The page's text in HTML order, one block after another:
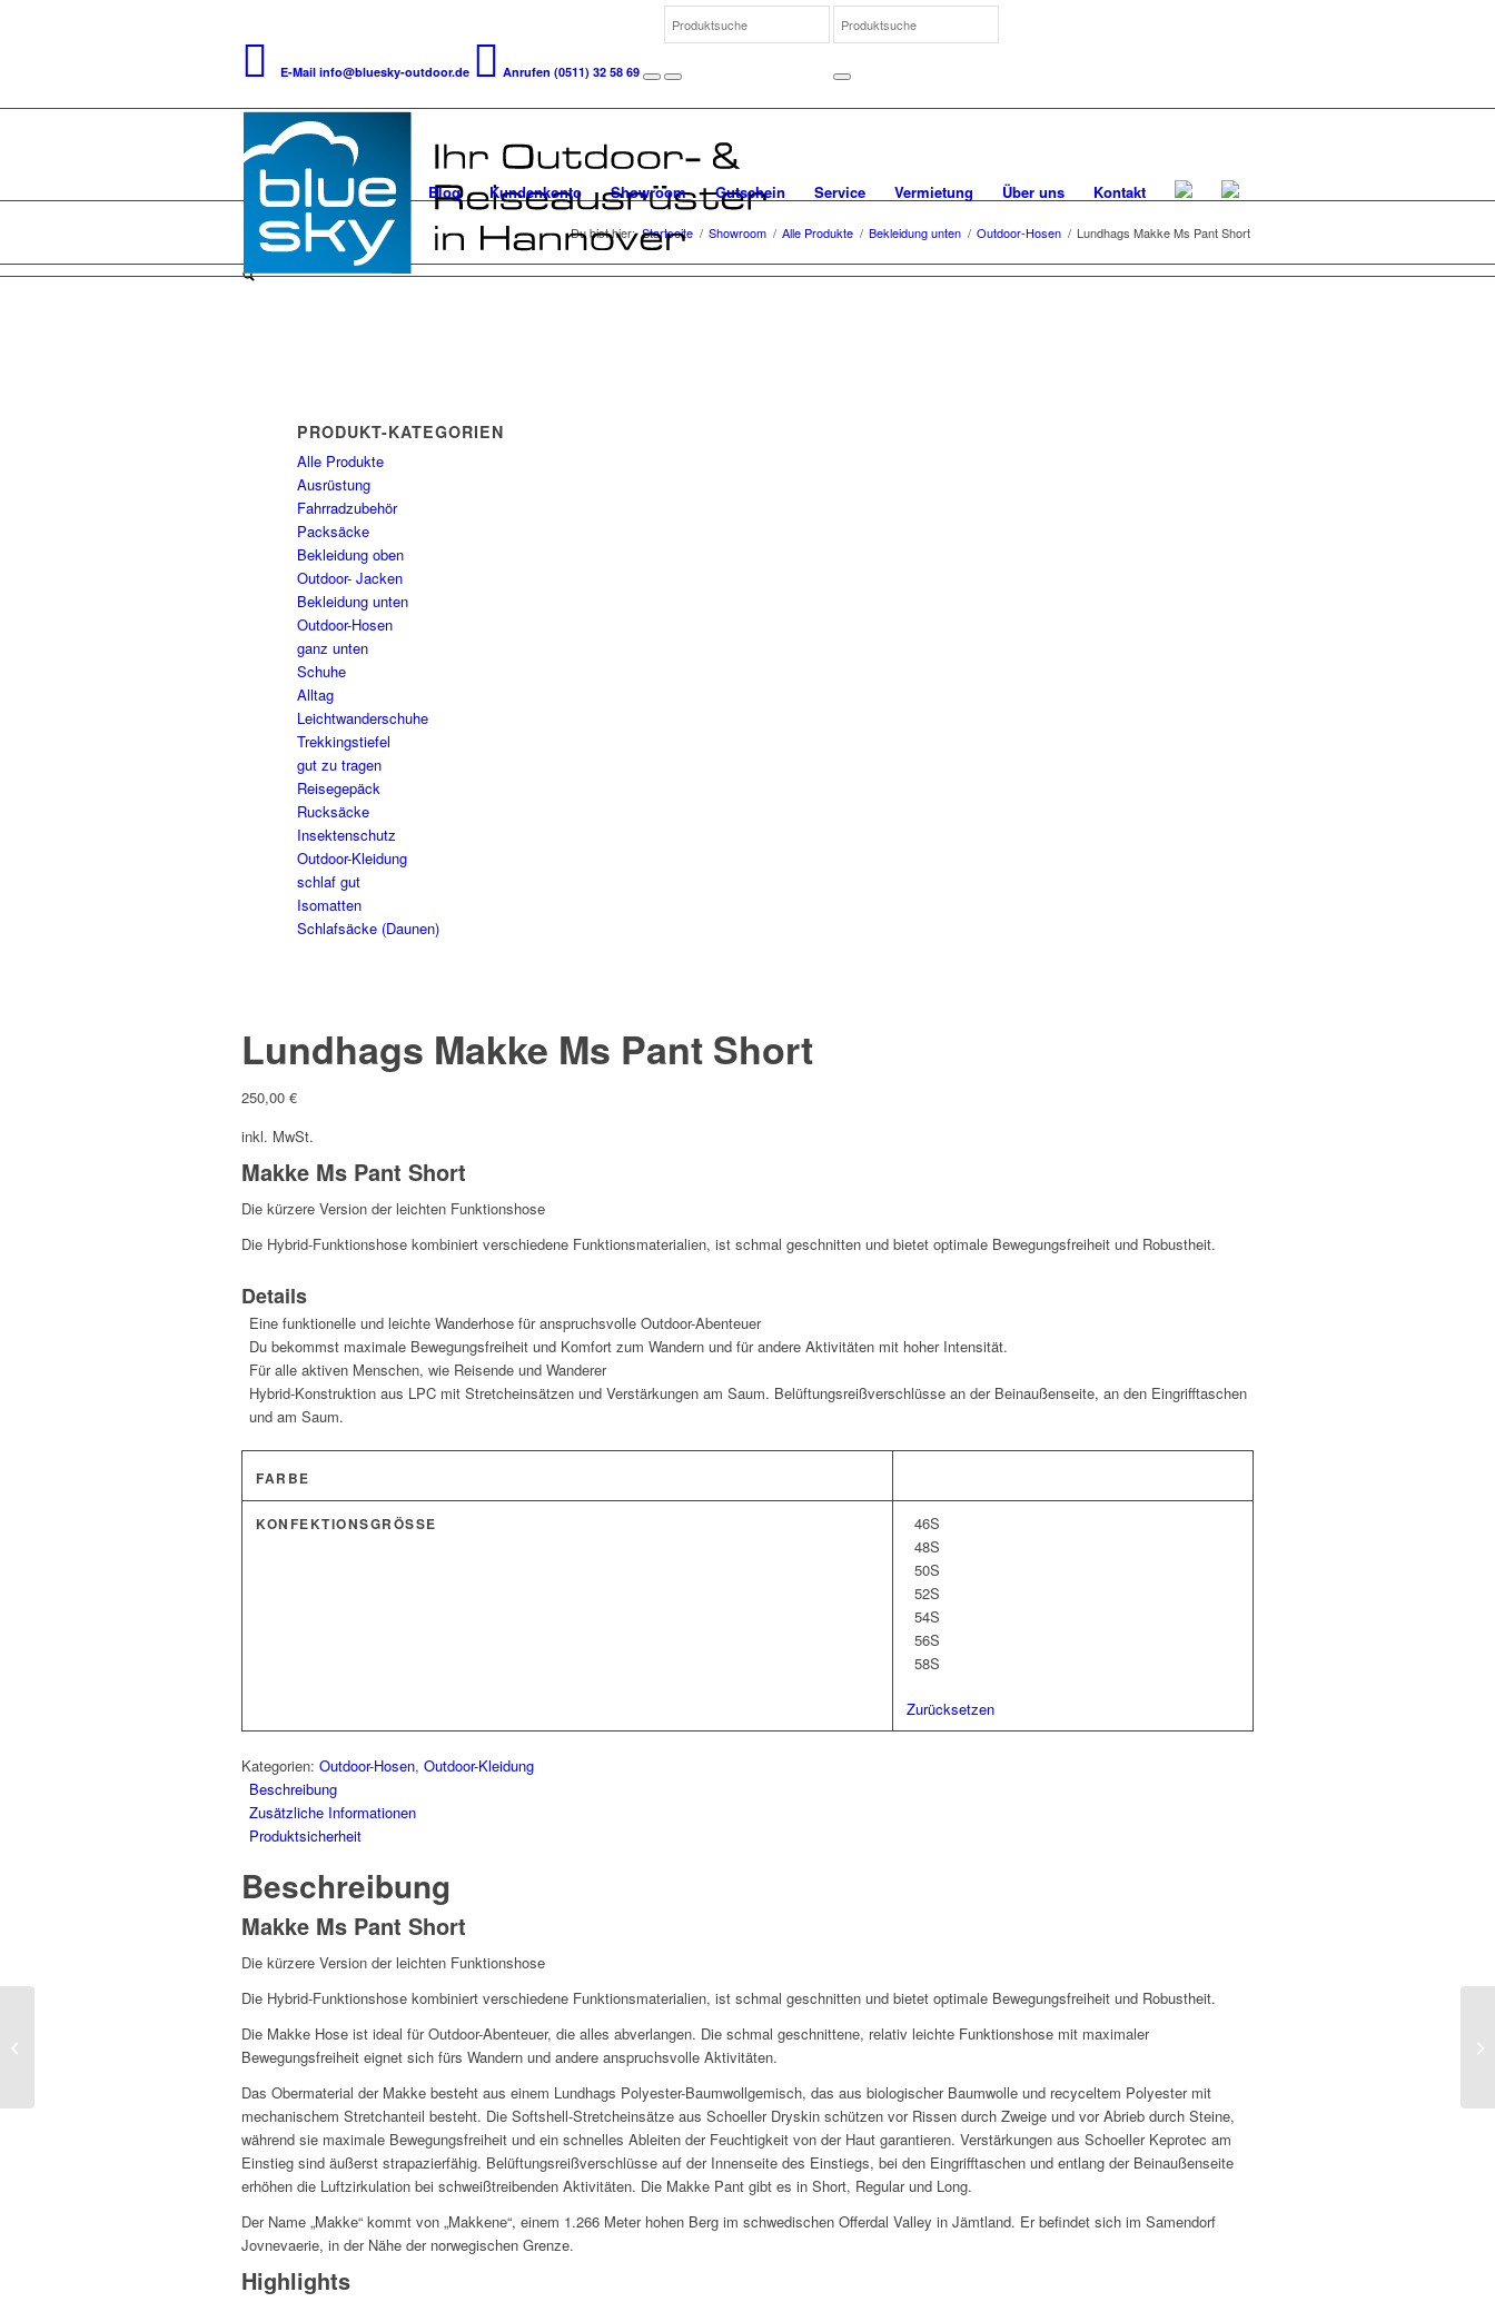
E-Mail info@bluesky-outdoor.de Anrufen (0511) 32 58 69
Blog Kundenkonto Showroom Gutschein Service Vermietung Über uns Kontakt
Du bist hier: Startseite / Showroom / Alle Produkte / Bekleidung unten / Outdoor-Hosen / Lundhags Makke Ms Pant Short
PRODUKT-KATEGORIEN
Alle Produkte
Ausrüstung
Fahrradzubehör
Packsäcke
Bekleidung oben
Outdoor- Jacken
Bekleidung unten
Outdoor-Hosen
ganz unten
Schuhe
Alltag
Leichtwanderschuhe
Trekkingstiefel
gut zu tragen
Reisegepäck
Rucksäcke
Insektenschutz
Outdoor-Kleidung
schlaf gut
Isomatten
Schlafsäcke (Daunen)
Lundhags Makke Ms Pant Short
250,00 €
inkl. MwSt.
Makke Ms Pant Short
Die kürzere Version der leichten Funktionshose
Die Hybrid-Funktionshose kombiniert verschiedene Funktionsmaterialien, ist schmal geschnitten und bietet optimale Bewegungsfreiheit und Robustheit.
Details
Eine funktionelle und leichte Wanderhose für anspruchsvolle Outdoor-Abenteuer
Du bekommst maximale Bewegungsfreiheit und Komfort zum Wandern und für andere Aktivitäten mit hoher Intensität.
Für alle aktiven Menschen, wie Reisende und Wanderer
Hybrid-Konstruktion aus LPC mit Stretcheinsätzen und Verstärkungen am Saum. Belüftungsreißverschlüsse an der Beinaußenseite, an den Eingrifftaschen
und am Saum.
FARBE
KONFEKTIONSGRÖSSE
46S
48S
50S
52S
54S
56S
58S
Zurücksetzen
Kategorien: Outdoor-Hosen, Outdoor-Kleidung
Beschreibung
Zusätzliche Informationen
Produktsicherheit
Beschreibung
Makke Ms Pant Short
Die kürzere Version der leichten Funktionshose
Die Hybrid-Funktionshose kombiniert verschiedene Funktionsmaterialien, ist schmal geschnitten und bietet optimale Bewegungsfreiheit und Robustheit.
Die Makke Hose ist ideal für Outdoor-Abenteuer, die alles abverlangen. Die schmal geschnittene, relativ leichte Funktionshose mit maximaler
Bewegungsfreiheit eignet sich fürs Wandern und andere anspruchsvolle Aktivitäten.
Das Obermaterial der Makke besteht aus einem Lundhags Polyester-Baumwollgemisch, das aus biologischer Baumwolle und recyceltem Polyester mit
mechanischem Stretchanteil besteht. Die Softshell-Stretcheinsätze aus Schoeller Dryskin schützen vor Rissen durch Zweige und vor Abrieb durch Steine,
während sie maximale Bewegungsfreiheit und ein schnelles Ableiten der Feuchtigkeit von der Haut garantieren. Verstärkungen aus Schoeller Keprotec am
Einstieg sind äußerst strapazierfähig. Belüftungsreißverschlüsse auf der Innenseite des Einstiegs, bei den Eingrifftaschen und entlang der Beinaußenseite
erhöhen die Luftzirkulation bei schweißtreibenden Aktivitäten. Die Makke Pant gibt es in Short, Regular und Long.
Der Name „Makke“ kommt von „Makkene“, einem 1.266 Meter hohen Berg im schwedischen Offerdal Valley in Jämtland. Er befindet sich im Samendorf
Jovnevaerie, in der Nähe der norwegischen Grenze.
Highlights